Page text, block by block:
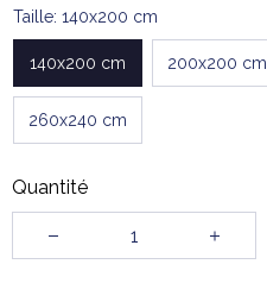
Taille: 140x200 cm
140x200 cm 200x200 cm
260x240 cm
Quantité